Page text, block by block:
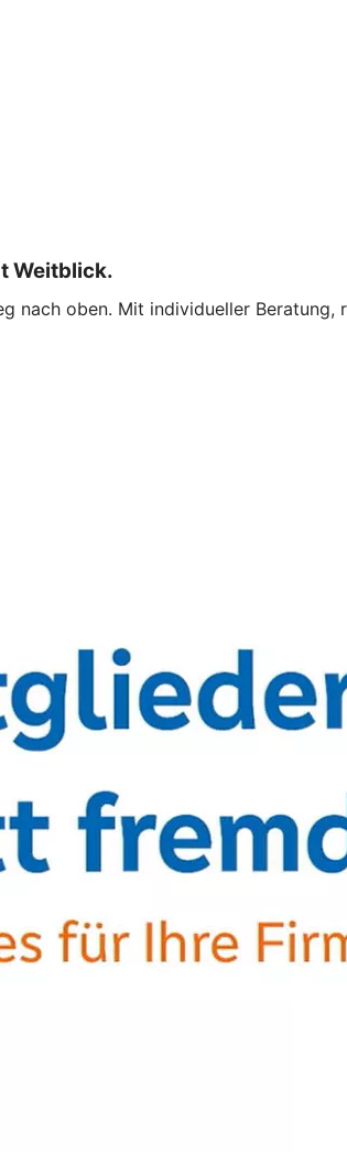
Weitblick.
oben. Mit individueller